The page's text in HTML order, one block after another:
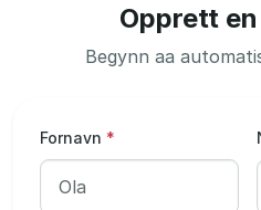
Opprett
Begynn aa
Fornavn *